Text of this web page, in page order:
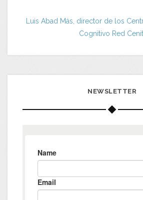
Luis Abad Más, director de los
Cognitivo Red
NEWSLETTER